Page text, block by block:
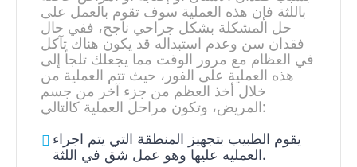
باللثة فإن هذه العملية سوف تقوم بالعمل على
حل المشكلة بشكل جراحي ناجح، ففي حال
فقدان سن وعدم استبداله قد يكون هناك تآكل
في العظام مع مرور الوقت مما يجعلك تلجأ إلى
هذه العملية على الفور، حيث تتم العملية من
خلال أخذ العظم من جزء آخر من جسم
المريض، وتكون مراحل العملية كالتالي:
يقوم الطبيب بتجهيز المنطقة التي يتم اجراء
العمليه عليها وهو عمل شق في اللثة.